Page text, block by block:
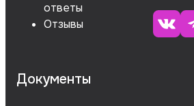
ответы
Отзывы
Документы